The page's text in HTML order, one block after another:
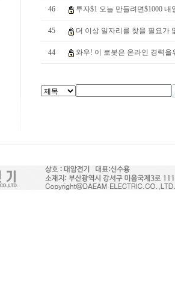
46 투자$1 오늘 만들려면$1000 내
45 더 이상 일자리를 찾을 필요가
44 와우! 이 로봇은 온라인 경력을